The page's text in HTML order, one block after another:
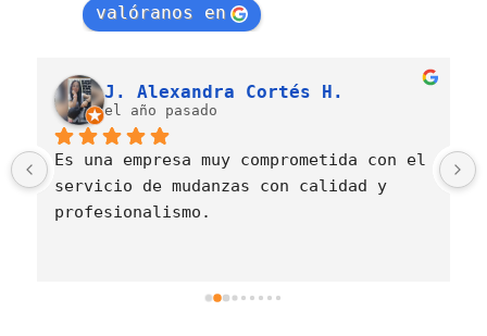
valóranos en
J. Alexandra Cortés H.
el año pasado
Es una empresa muy comprometida con el
servicio de mudanzas con calidad y
profesionalismo.